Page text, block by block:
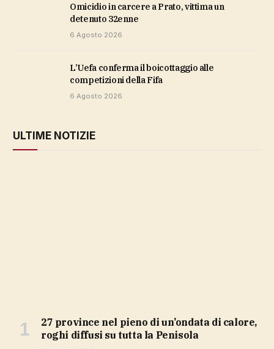
Omicidio in carcere a Prato, vittima un
detenuto 32enne
6 Agosto 2026
L’Uefa conferma il boicottaggio alle
competizioni della Fifa
6 Agosto 2026
ULTIME NOTIZIE
27 province nel pieno di un’ondata di calore,
roghi diffusi su tutta la Penisola